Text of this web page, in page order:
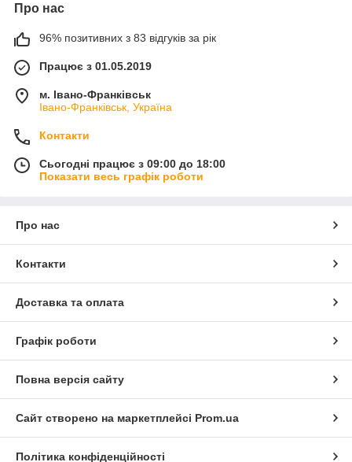
Про нас
96% позитивних з 83 відгуків за рік
Працює з 01.05.2019
м. Івано-Франківськ
Івано-Франківськ, Україна
Контакти
Сьогодні працює з 09:00 до 18:00
Показати весь графік роботи
Про нас
Контакти
Доставка та оплата
Графік роботи
Повна версія сайту
Сайт створено на маркетплейсі Prom.ua
Політика конфіденційності